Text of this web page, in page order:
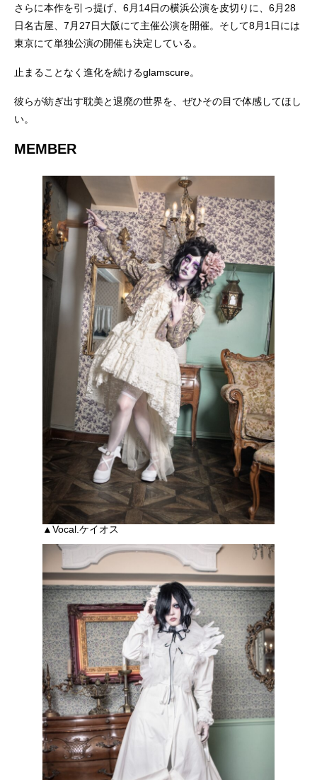
さらに本作を引っ提げ、6月14日の横浜公演を皮切りに、6月28
日名古屋、7月27日大阪にて主催公演を開催。そして8月1日には
東京にて単独公演の開催も決定している。
止まることなく進化を続けるglamscure。
彼らが紡ぎ出す耽美と退廃の世界を、ぜひその目で体感してほし
い。
MEMBER
▲Vocal.ケイオス